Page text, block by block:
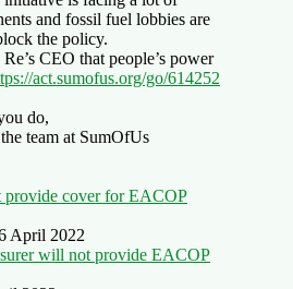
and fossil fuel lobbies are
the policy.
CEO that people’s power
act.sumofus.org/go/614252
do,
team at SumOfUs
cover for EACOP
April 2022
will not provide EACOP